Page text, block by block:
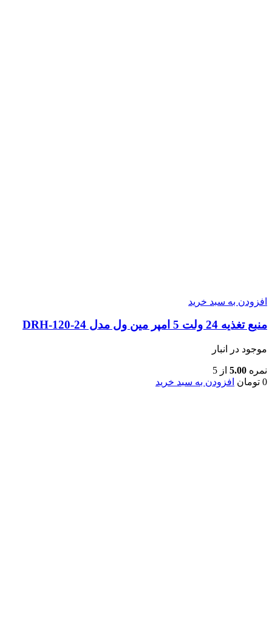
افزودن به سبد خرید
منبع تغذیه 24 ولت 5 امپر مین ول مدل DRH-120-24
موجود در انبار
نمره 5.00 از 5
0 تومان افزودن به سبد خرید